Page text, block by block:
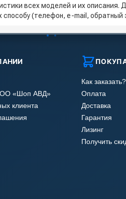
всех моделей и их
способу (телефон, e-mail, обратный
«Шоп АВД»
клиента
Как заказать?
Оплата
Доставка
Гарантия
Лизинг
Получить